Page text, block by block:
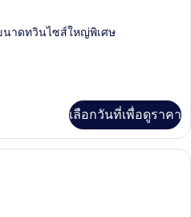
นาดทวินไซส์ใหญ่พิเศษ
เลือกวันที่เพื่อดูราคา
ห้องคลาสสิกทวิน | เครื่องนอนระดับพ